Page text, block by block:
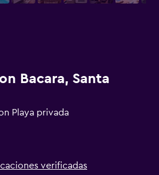
Bacara, Santa
Playa privada
verificadas